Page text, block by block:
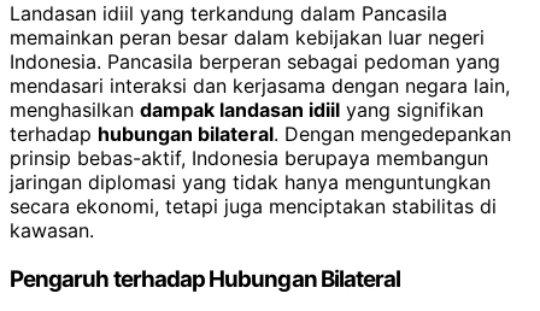
Landasan idiil yang terkandung dalam Pancasila
memainkan peran besar dalam kebijakan luar negeri
Indonesia. Pancasila berperan sebagai pedoman yang
mendasari interaksi dan kerjasama dengan negara lain,
menghasilkan dampak landasan idiil yang signifikan
terhadap hubungan bilateral. Dengan mengedepankan
prinsip bebas-aktif, Indonesia berupaya membangun
jaringan diplomasi yang tidak hanya menguntungkan
secara ekonomi, tetapi juga menciptakan stabilitas di
kawasan.
Pengaruh terhadap Hubungan Bilateral